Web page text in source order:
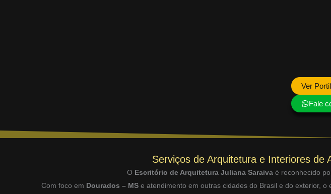
Ver
Fale
Serviços de Arquitetura e Interiores de
O Escritório de Arquitetura Juliana Saraivaé reconhecido
Com foco em Dourados – MS e atendimento em outras cidades do Brasil e do exterior,